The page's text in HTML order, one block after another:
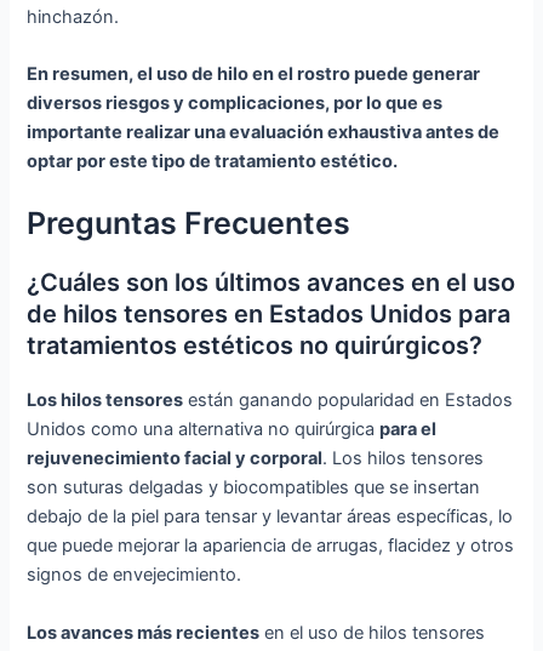
hinchazón.
En resumen, el uso de hilo en el rostro puede generar
diversos riesgos y complicaciones, por lo que es
importante realizar una evaluación exhaustiva antes de
optar por este tipo de tratamiento estético.
Preguntas Frecuentes
¿Cuáles son los últimos avances en el uso
de hilos tensores en Estados Unidos para
tratamientos estéticos no quirúrgicos?
Los hilos tensores están ganando popularidad en Estados
Unidos como una alternativa no quirúrgicapara el
rejuvenecimiento facial y corporal. Los hilos tensores
son suturas delgadas y biocompatibles que se insertan
debajo de la piel para tensar y levantar áreas específicas, lo
que puede mejorar la apariencia de arrugas, flacidez y otros
signos de envejecimiento.
Los avances más recientes en el uso de hilos tensores